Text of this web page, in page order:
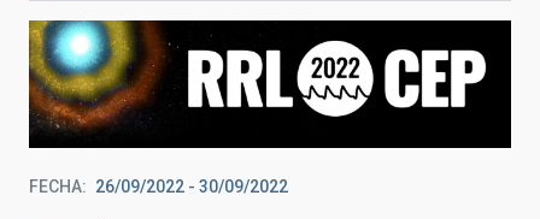
FECHA 26/09/2022 - 30/09/2022